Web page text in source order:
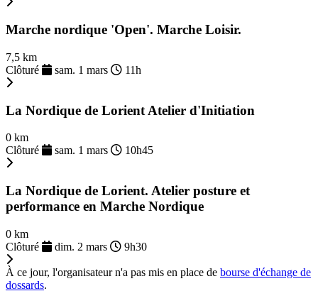
Marche nordique 'Open'. Marche Loisir.
7,5 km
Clôturé
sam. 1 mars 11h
La Nordique de Lorient Atelier d'Initiation
0 km
Clôturé
sam. 1 mars 10h45
La Nordique de Lorient. Atelier posture et
performance en Marche Nordique
0 km
Clôturé
dim. 2 mars 9h30
À ce jour, l'organisateur n'a pas mis en place de bourse d'échange de
dossards.